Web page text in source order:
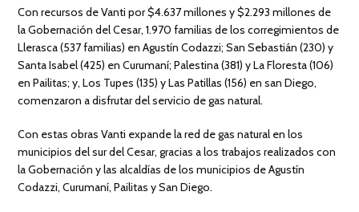
Con recursos de Vanti por $4.637 millones y $2.293 millones de
la Gobernación del Cesar, 1.970 familias de los corregimientos de
Llerasca (537 familias) en Agustín Codazzi; San Sebastián (230) y
Santa Isabel (425) en Curumaní; Palestina (381) y La Floresta (106)
en Pailitas; y, Los Tupes (135) y Las Patillas (156) en san Diego,
comenzaron a disfrutar del servicio de gas natural.
Con estas obras Vanti expande la red de gas natural en los
municipios del sur del Cesar, gracias a los trabajos realizados con
la Gobernación y las alcaldías de los municipios de Agustín
Codazzi, Curumaní, Pailitas y San Diego.